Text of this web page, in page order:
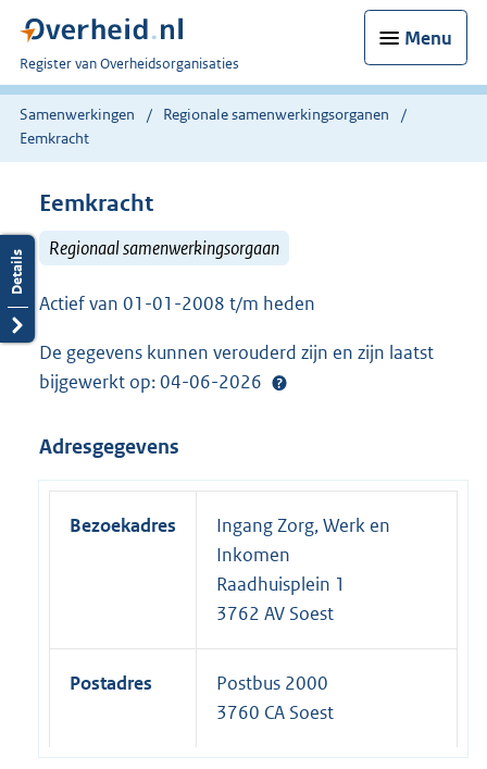
Menu
U
bent
nu
hier:
Register van Overheidsorganisaties
Samenwerkingen
Regionale samenwerkingsorganen
Eemkracht
Eemkracht
Regionaal samenwerkingsorgaan
Actief van 01-01-2008 t/m heden
De gegevens kunnen verouderd zijn en zijn laatst
bijgewerkt op: 04-06-2026
Adresgegevens
Bezoekadres
Ingang Zorg, Werk en
Inkomen
Raadhuisplein 1
3762 AV Soest
Postadres
Postbus 2000
3760 CA Soest